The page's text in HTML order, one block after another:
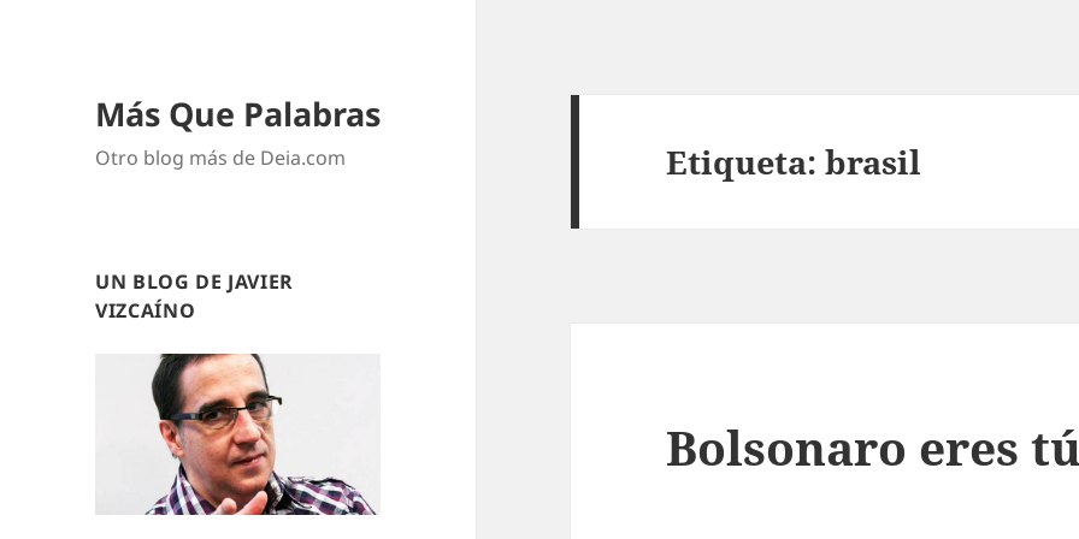
Más Que Palabras
Otro blog más de Deia.com
UN BLOG DE JAVIER
VIZCAÍNO
Etiqueta:brasil
Bolsonaro eres